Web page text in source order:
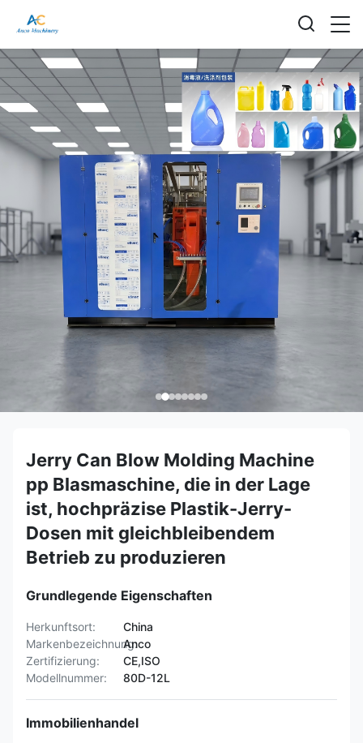
Jerry Can Blow Molding Machine
pp Blasmaschine, die in der Lage
ist, hochpräzise Plastik-Jerry-
Dosen mit gleichbleibendem
Betrieb zu produzieren
Grundlegende Eigenschaften
Herkunftsort:
China
Markenbezeichnung:Anco
Zertifizierung:
CE,ISO
Modellnummer:
80D-12L
Immobilienhandel